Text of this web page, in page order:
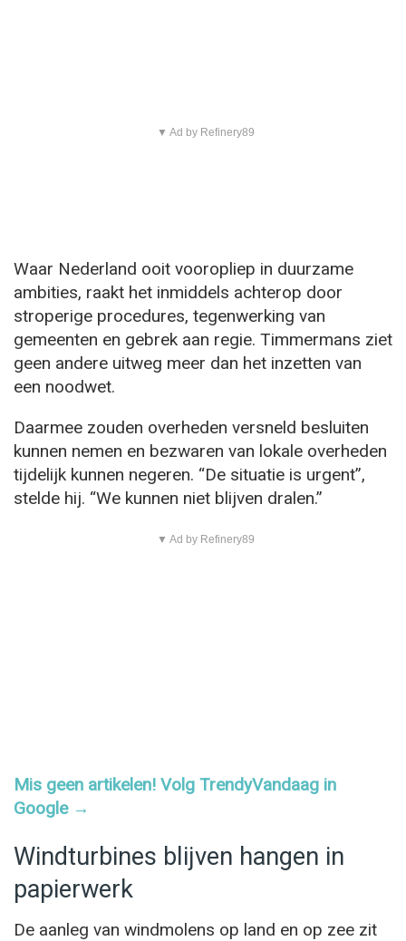
▼ Ad by Refinery89
Waar Nederland ooit vooropliep in duurzame
ambities, raakt het inmiddels achterop door
stroperige procedures, tegenwerking van
gemeenten en gebrek aan regie. Timmermans ziet
geen andere uitweg meer dan het inzetten van
een noodwet.
Daarmee zouden overheden versneld besluiten
kunnen nemen en bezwaren van lokale overheden
tijdelijk kunnen negeren. “De situatie is urgent”,
stelde hij. “We kunnen niet blijven dralen.”
▼ Ad by Refinery89
Mis geen artikelen! Volg TrendyVandaag in
Google →
Windturbines blijven hangen in
papierwerk
De aanleg van windmolens op land en op zee zit